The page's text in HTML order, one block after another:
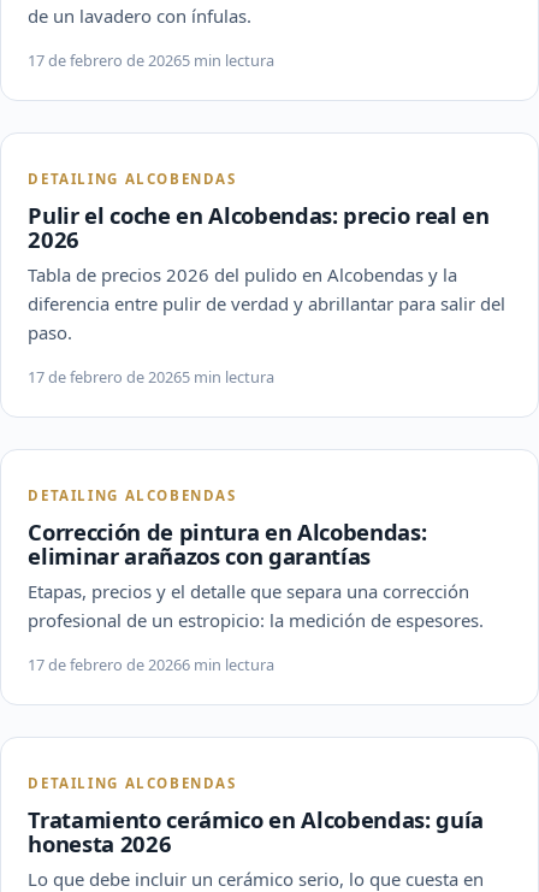
de un lavadero con ínfulas.
17 de febrero de 20265 min lectura
DETAILING ALCOBENDAS
Pulir el coche en Alcobendas: precio real en
2026
Tabla de precios 2026 del pulido en Alcobendas y la
diferencia entre pulir de verdad y abrillantar para salir del
paso.
17 de febrero de 20265 min lectura
DETAILING ALCOBENDAS
Corrección de pintura en Alcobendas:
eliminar arañazos con garantías
Etapas, precios y el detalle que separa una corrección
profesional de un estropicio: la medición de espesores.
17 de febrero de 20266 min lectura
DETAILING ALCOBENDAS
Tratamiento cerámico en Alcobendas: guía
honesta 2026
Lo que debe incluir un cerámico serio, lo que cuesta en